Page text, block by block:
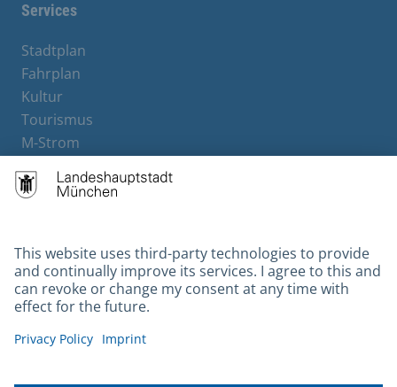
Services
Stadtplan
Fahrplan
Kultur
Tourismus
M-Strom
Hotels
Contact
Barrierefreiheit
Leichte Sprache
Gebärdensprache